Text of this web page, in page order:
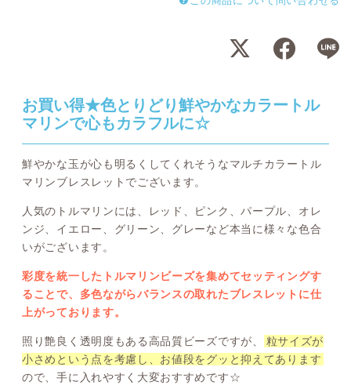
お買い得★色とりどり鮮やかなカラートル
マリンで心もカラフルに☆
鮮やかな玉が心も明るくしてくれそうなマルチカラートル
マリンブレスレットでございます。
人気のトルマリンには、レッド、ピンク、パープル、オレ
ンジ、イエロー、グリーン、グレーなど本当に様々な色合
いがございます。
彩度を統一したトルマリンビーズを集めてセッティングす
ることで、多色ながらバランスの取れたブレスレットに仕
上がっております。
照り艶良く透明度もある高品質ビーズですが、
粒サイズが
小さめという点を考慮し、お値段をグッと抑えてあります
ので、手に入れやすく大変おすすめです☆